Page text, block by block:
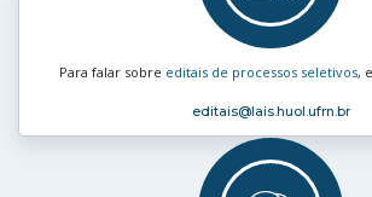
Para falar sobre editais de processos seletivos,
editais@lais.huol.ufrn.br